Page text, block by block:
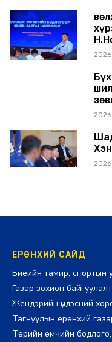
ЕРӨНХИЙ САЙД
Биеийн тамир, спортын
Газар зохион
Жендэрийн үндэсний
Тагнуулын ерөнхий
Төрийн өмчийн